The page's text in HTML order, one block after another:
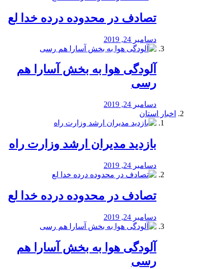
تصادف در محدوده درده خدا لع
دسامبر 24, 2019
آلودگی هوا به بخش آسارا هم
رسی
دسامبر 24, 2019
اخبار استان
بازدید مدیران ارشد وزارت راه
دسامبر 24, 2019
تصادف در محدوده درده خدا لع
دسامبر 24, 2019
آلودگی هوا به بخش آسارا هم
رسی